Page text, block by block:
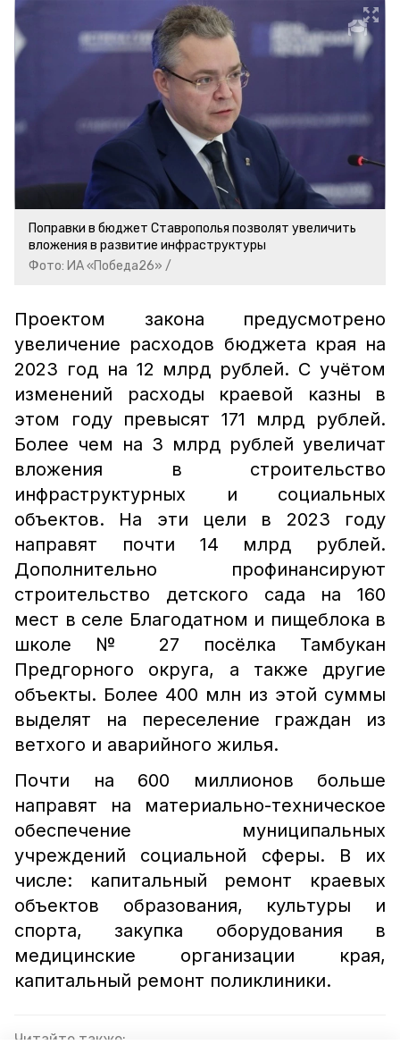
Поправки в бюджет Ставрополья позволят увеличить
вложения в развитие инфраструктуры
Фото: ИА «Победа26» /
Проектом закона предусмотрено
увеличение расходов бюджета края на
2023 год на 12 млрд рублей. С учётом
изменений расходы краевой казны в
этом году превысят 171 млрд рублей.
Более чем на 3 млрд рублей увеличат
вложения в строительство
инфраструктурных и социальных
объектов. На эти цели в 2023 году
направят почти 14 млрд рублей.
Дополнительно профинансируют
строительство детского сада на 160
мест в селе Благодатном и пищеблока в
школе № 27 посёлка Тамбукан
Предгорного округа, а также другие
объекты. Более 400 млн из этой суммы
выделят на переселение граждан из
ветхого и аварийного жилья.
Почти на 600 миллионов больше
направят на материально-техническое
обеспечение муниципальных
учреждений социальной сферы. В их
числе: капитальный ремонт краевых
объектов образования, культуры и
спорта, закупка оборудования в
медицинские организации края,
капитальный ремонт поликлиники.
Читайте также: